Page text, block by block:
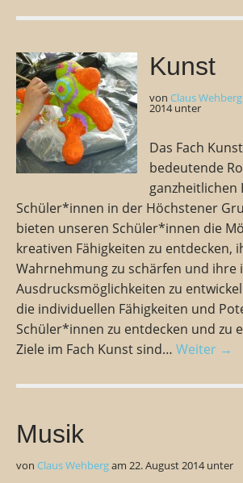
Kunst
von Claus Wehberg
2014unter
Das Fach
bedeutende
Schüler*innen in der Höchstener
bieten unseren Schüler*innen die
kreativen Fähigkeiten zu entdecken,
Wahrnehmung zu schärfen und ihre
Ausdrucksmöglichkeiten zu
die individuellen Fähigkeiten und
Schüler*innen zu entdecken und zu
Ziele im Fach Kunst sind… Weiter →
Musik
von Claus Wehbergam 22. August 2014unter